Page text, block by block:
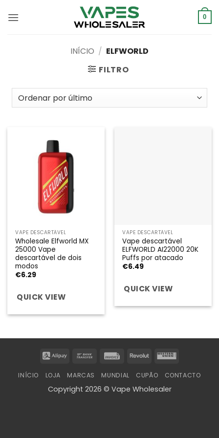
para
0
INÍCIO / ELFWORLD
FILTRO
VAPE DESCARTÁVEL
Wholesale Elfworld MX
25000 Vape
descartável de dois
modos
€6.29
QUICK VIEW
VAPE DESCARTÁVEL
Vape descartável
ELFWORLD AI22000 20K
Puffs por atacado
€6.49
QUICK VIEW
Alipay
Bank
Invoice RevolutWestern
INÍCIO LOJA MARCAS MUNDIAL CUPÃO CONTACTO
Copyright 2026 © Vape Wholesaler